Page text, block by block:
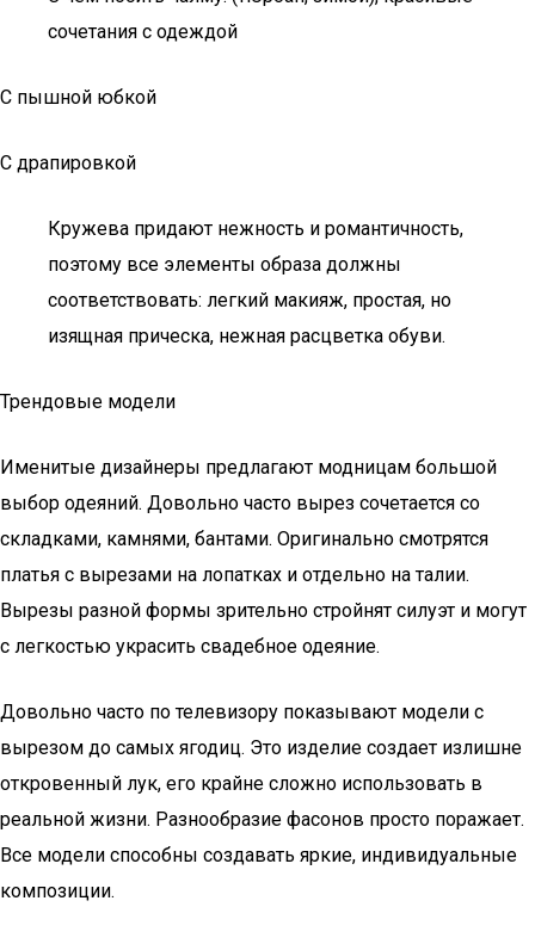
сочетания с одеждой
С пышной юбкой
С драпировкой
Кружева придают нежность и романтичность,
поэтому все элементы образа должны
соответствовать: легкий макияж, простая, но
изящная прическа, нежная расцветка обуви.
Трендовые модели
Именитые дизайнеры предлагают модницам большой
выбор одеяний. Довольно часто вырез сочетается со
складками, камнями, бантами. Оригинально смотрятся
платья с вырезами на лопатках и отдельно на талии.
Вырезы разной формы зрительно стройнят силуэт и могут
с легкостью украсить свадебное одеяние.
Довольно часто по телевизору показывают модели с
вырезом до самых ягодиц. Это изделие создает излишне
откровенный лук, его крайне сложно использовать в
реальной жизни. Разнообразие фасонов просто поражает.
Все модели способны создавать яркие, индивидуальные
композиции.